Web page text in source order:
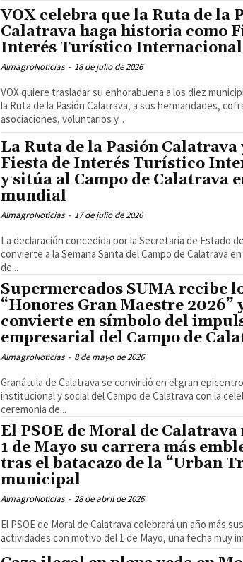
VOX celebra que la Ruta de la
Calatrava haga historia como
Interés Turístico Internacional
AlmagroNoticias - 18 de julio de 2026
VOX quiere trasladar su enhorabuena a los diez
la Ruta de la Pasión Calatrava, a sus hermandades,
asociaciones, voluntarios y...
La Ruta de la Pasión Calatrava
Fiesta de Interés Turístico
y sitúa al Campo de Calatrava
mundial
AlmagroNoticias - 17 de julio de 2026
La declaración concedida por la Secretaría de Estado
convierte a la Semana Santa del Campo de Calatrava
de...
Supermercados SUMA recibe
“Honores Gran Maestre 2026”
convierte en símbolo del
empresarial del Campo de
AlmagroNoticias - 8 de mayo de 2026
Granátula de Calatrava se convirtió en el gran
institucional y social del Campo de Calatrava con la
ceremonia de...
El PSOE de Moral de
1 de Mayo su carrera más
tras el batacazo de la “Urban
municipal
AlmagroNoticias - 28 de abril de 2026
El PSOE de Moral de Calatrava celebrará un año más
actividades con motivo del 1 de Mayo, una fecha muy